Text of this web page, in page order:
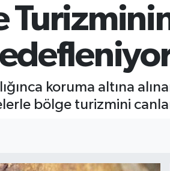
koruma altına
bölge turizmini